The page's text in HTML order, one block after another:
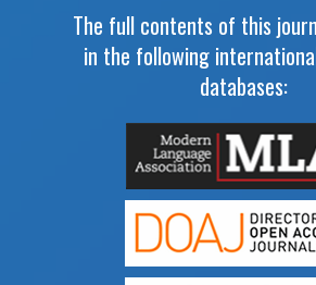
The full contents of this
in the following
databases: